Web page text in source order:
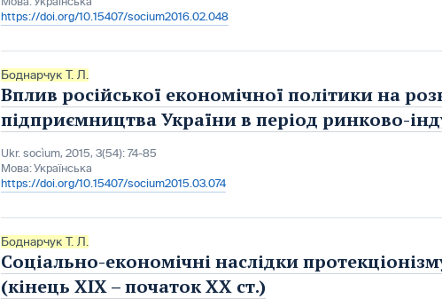
https://doi.org/10.15407/socium2016.02.048
Боднарчук Т. Л.
Вплив російської економічної політики на
підприємництва України в період ринково-
Ukr. socìum, 2015, 3(54): 74-85
Мова:Українська
https://doi.org/10.15407/socium2015.03.074
Боднарчук Т. Л.
Соціально-економічні наслідки
(кінець ХІХ – початок ХХ ст.)